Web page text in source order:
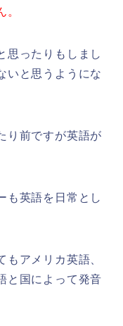
。
思ったりもしまし
いと思うようにな
り前ですが英語が
も英語を日常とし
アメリカ英語、
と国によって発音